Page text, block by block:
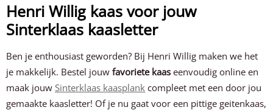
Henri Willig kaas voor jouw
Sinterklaas kaasletter
Ben je enthousiast geworden? Bij Henri Willig maken we het
je makkelijk. Bestel jouwfavoriete kaas eenvoudig online en
maak jouwSinterklaas kaasplank compleet met een door jou
gemaakte kaasletter! Of je nu gaat voor een pittige geitenkaas,